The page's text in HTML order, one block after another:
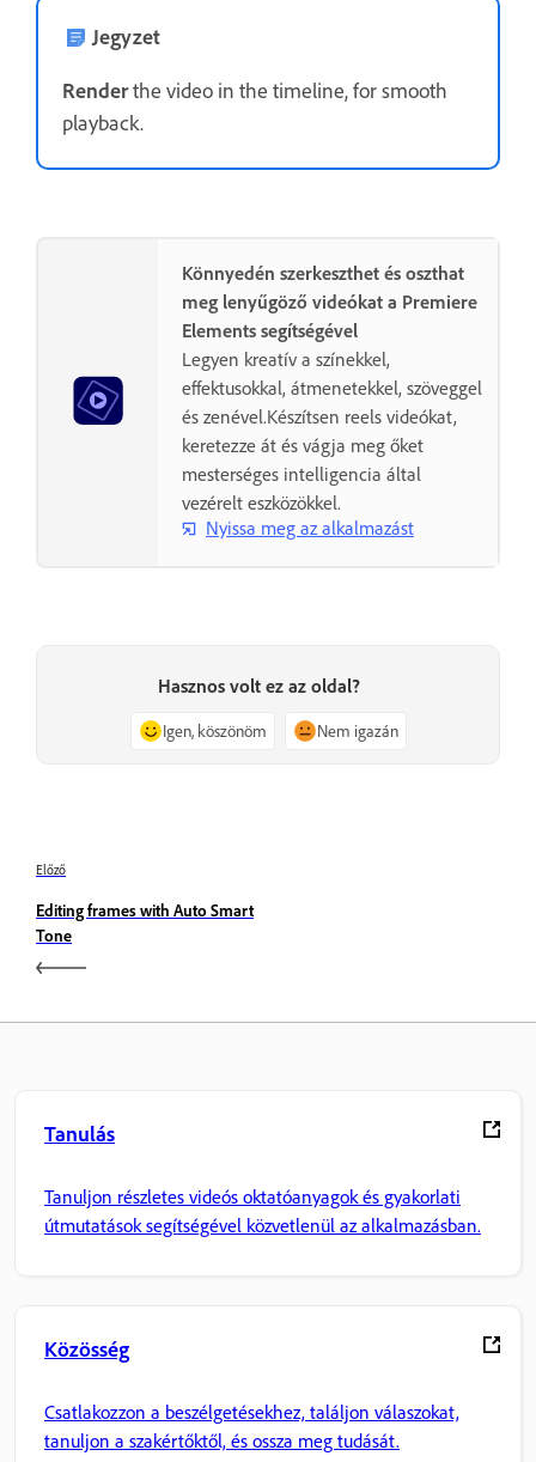
Jegyzet
Renderthe video in the timeline, for smooth
playback.
Könnyedén szerkeszthet és oszthat
meg lenyűgöző videókat a Premiere
Elements segítségével
Legyen kreatív a színekkel,
effektusokkal, átmenetekkel, szöveggel
és zenével.Készítsen reels videókat,
keretezze át és vágja meg őket
mesterséges intelligencia által
vezérelt eszközökkel.
Nyissa meg az alkalmazást
Hasznos volt ez az oldal?
Igen, köszönöm Nem igazán
Előző
Editing frames with Auto Smart
Tone
Tanulás
Tanuljon részletes videós oktatóanyagok és gyakorlati
útmutatások segítségével közvetlenül az alkalmazásban.
Közösség
Csatlakozzon a beszélgetésekhez, találjon válaszokat,
tanuljon a szakértőktől, és ossza meg tudását.